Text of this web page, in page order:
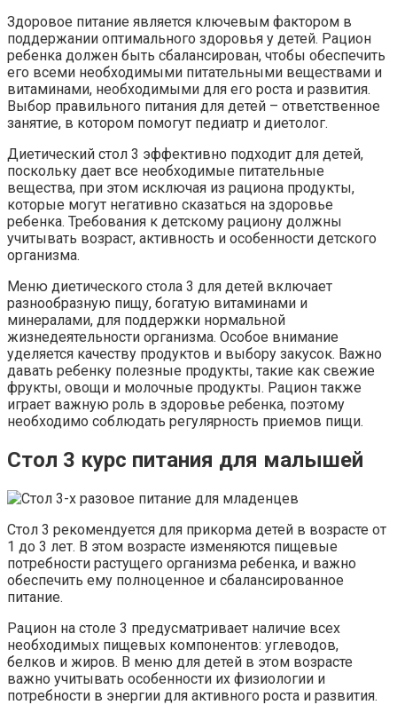
Здоровое питание является ключевым фактором в
поддержании оптимального здоровья у детей. Рацион
ребенка должен быть сбалансирован, чтобы обеспечить
его всеми необходимыми питательными веществами и
витаминами, необходимыми для его роста и развития.
Выбор правильного питания для детей – ответственное
занятие, в котором помогут педиатр и диетолог.
Диетический стол 3 эффективно подходит для детей,
поскольку дает все необходимые питательные
вещества, при этом исключая из рациона продукты,
которые могут негативно сказаться на здоровье
ребенка. Требования к детскому рациону должны
учитывать возраст, активность и особенности детского
организма.
Меню диетического стола 3 для детей включает
разнообразную пищу, богатую витаминами и
минералами, для поддержки нормальной
жизнедеятельности организма. Особое внимание
уделяется качеству продуктов и выбору закусок. Важно
давать ребенку полезные продукты, такие как свежие
фрукты, овощи и молочные продукты. Рацион также
играет важную роль в здоровье ребенка, поэтому
необходимо соблюдать регулярность приемов пищи.
Стол 3 курс питания для малышей
Стол 3 рекомендуется для прикорма детей в возрасте от
1 до 3 лет. В этом возрасте изменяются пищевые
потребности растущего организма ребенка, и важно
обеспечить ему полноценное и сбалансированное
питание.
Рацион на столе 3 предусматривает наличие всех
необходимых пищевых компонентов: углеводов,
белков и жиров. В меню для детей в этом возрасте
важно учитывать особенности их физиологии и
потребности в энергии для активного роста и развития.